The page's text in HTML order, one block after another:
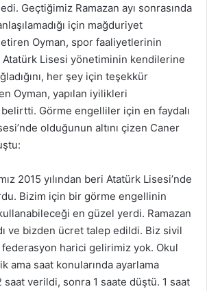
Geçtiğimiz Ramazan ayı sonrasında
için mağduriyet
Oyman, spor faaliyetlerinin
Atatürk Lisesi yönetiminin kendilerine
her şey için teşekkür
Oyman, yapılan iyilikleri
belirtti. Görme engelliler için en faydalı
olduğunun altını çizen Caner
2015 yılından beri Atatürk Lisesi’nde
Bizim için bir görme engellinin
en güzel yerdi. Ramazan
ve bizden ücret talep edildi. Biz sivil
harici gelirimiz yok. Okul
ama saat konularında ayarlama
saat verildi, sonra 1 saate düştü. 1 saat